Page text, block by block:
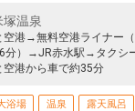
塚温泉
空港→無料空港ライナー
分）→JR赤水駅→タクシ
空港から車で約35分
浴場 温泉 露天風呂